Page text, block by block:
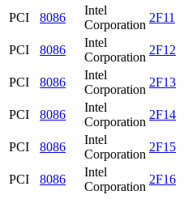
PCI
8086
Intel
Corporation
2F11
PCI
8086
Intel
Corporation
2F12
PCI
8086
Intel
Corporation
2F13
PCI
8086
Intel
Corporation
2F14
PCI
8086
Intel
Corporation
2F15
PCI
8086
Intel
Corporation
2F16